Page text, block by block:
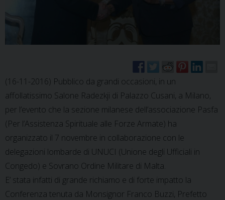
(16-11-2016) Pubblico da grandi occasioni, in un
affollatissimo Salone Radezkji di Palazzo Cusani, a Milano,
per l’evento che la sezione milanese dell’associazione Pasfa
(Per l’Assistenza Spirituale alle Forze Armate) ha
organizzato il 7 novembre in collaborazione con le
delegazioni lombarde di UNUCI (Unione degli Ufficiali in
Congedo) e Sovrano Ordine Militare di Malta.
E’ stata infatti di grande richiamo e di forte impatto la
Conferenza tenuta da Monsignor Franco Buzzi, Prefetto